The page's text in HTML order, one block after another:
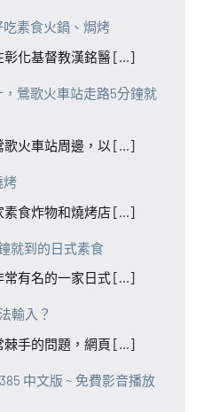
素食火鍋、焗烤
彰化基督教漢銘醫 [...]
鶯歌火車站走路5分鐘就
歌火車站周邊，以 [...]
烤
素食炸物和燒烤店 [...]
就到的日式素食
常有名的一家日式 [...]
輸入？
手的問題，網頁 [...]
中文版 ~ 免費影音播放